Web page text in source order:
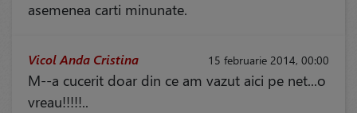
asemenea carti minunate.
15 februarie 2014, 00:00
Vicol Anda Cristina
M--a cucerit doar din ce am vazut aici pe net...o
vreau!!!!!..